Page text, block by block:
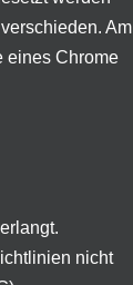
Am
eines Chrome
nicht